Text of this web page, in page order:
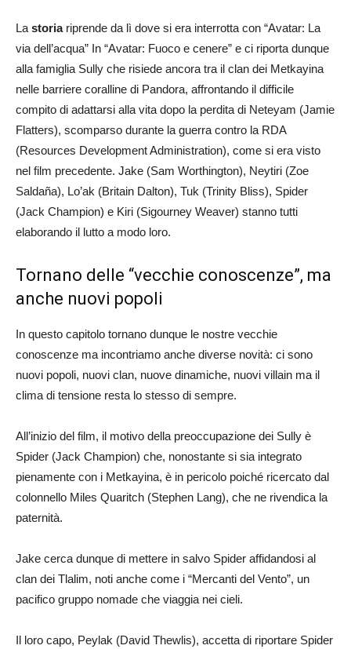
La storiariprende da lì dove si era interrotta con “Avatar: La
via dell’acqua” In “Avatar: Fuoco e cenere” e ci riporta dunque
alla famiglia Sully che risiede ancora tra il clan dei Metkayina
nelle barriere coralline di Pandora, affrontando il difficile
compito di adattarsi alla vita dopo la perdita di Neteyam (Jamie
Flatters), scomparso durante la guerra contro la RDA
(Resources Development Administration), come si era visto
nel film precedente. Jake (Sam Worthington), Neytiri (Zoe
Saldaña), Lo’ak (Britain Dalton), Tuk (Trinity Bliss), Spider
(Jack Champion) e Kiri (Sigourney Weaver) stanno tutti
elaborando il lutto a modo loro.
Tornano delle “vecchie conoscenze”, ma
anche nuovi popoli
In questo capitolo tornano dunque le nostre vecchie
conoscenze ma incontriamo anche diverse novità: ci sono
nuovi popoli, nuovi clan, nuove dinamiche, nuovi villain ma il
clima di tensione resta lo stesso di sempre.
All’inizio del film, il motivo della preoccupazione dei Sully è
Spider (Jack Champion) che, nonostante si sia integrato
pienamente con i Metkayina, è in pericolo poiché ricercato dal
colonnello Miles Quaritch (Stephen Lang), che ne rivendica la
paternità.
Jake cerca dunque di mettere in salvo Spider affidandosi al
clan dei Tlalim, noti anche come i “Mercanti del Vento”, un
pacifico gruppo nomade che viaggia nei cieli.
Il loro capo, Peylak (David Thewlis), accetta di riportare Spider